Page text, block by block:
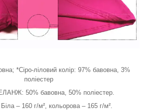
*Сіро-ліловий колір: 97% бавовна, 3%
поліестер
50% бавовна, 50% поліестер.
– 160 г/м², кольорова – 165 г/м².